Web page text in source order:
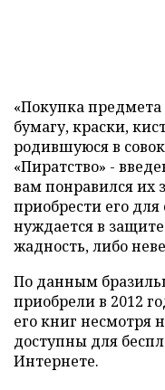
«Покупка предмета
бумагу, краски,
родившуюся в
«Пиратство» -
вам понравился их
приобрести его
нуждается в
жадность, либо
По данным
приобрели в 2012
его книг несмотря
доступны для
Интернете.